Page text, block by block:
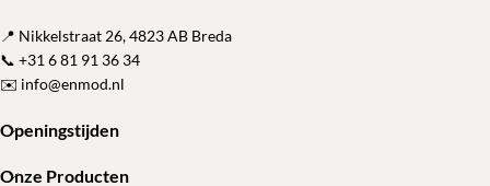
📍 Nikkelstraat 26, 4823 AB Breda
📞 +31 6 81 91 36 34
✉️ info@enmod.nl
Openingstijden
Onze Producten